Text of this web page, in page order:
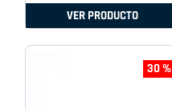
VER PRODUCTO
30 %